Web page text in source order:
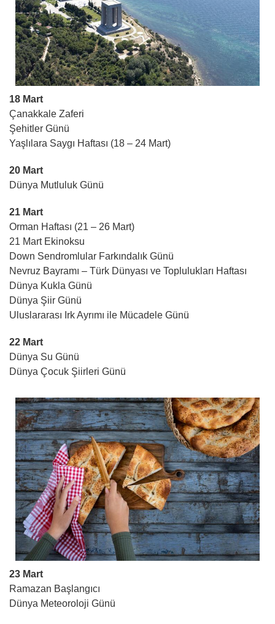
18 Mart
Çanakkale Zaferi
Şehitler Günü
Yaşlılara Saygı Haftası (18 – 24 Mart)
20 Mart
Dünya Mutluluk Günü
21 Mart
Orman Haftası (21 – 26 Mart)
21 Mart Ekinoksu
Down Sendromlular Farkındalık Günü
Nevruz Bayramı – Türk Dünyası ve Toplulukları Haftası
Dünya Kukla Günü
Dünya Şiir Günü
Uluslararası Irk Ayrımı ile Mücadele Günü
22 Mart
Dünya Su Günü
Dünya Çocuk Şiirleri Günü
23 Mart
Ramazan Başlangıcı
Dünya Meteoroloji Günü